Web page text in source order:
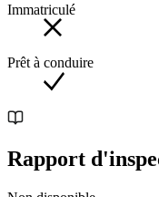
Parktronik (PTS),
verstellbar
Vielspeichen
Variodach.
Immatriculé
Prêt à conduire
Rapport